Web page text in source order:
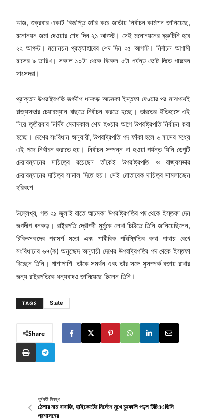
আজ, শুক্রবার একটি বিজ্ঞপ্তি জারি করে জাতীয় নির্বাচন কমিশন জানিয়েছে,
মনোনয়ন জমা দেওয়ার শেষ দিন ২১ আগস্ট। সেই মনোনয়নের স্ক্রুটিনি হবে
২২ আগস্ট। মনোনয়ন প্রত্যাহারের শেষ দিন ২৫ আগস্ট। নির্বাচন আগামী
মাসের ৯ তারিখ। সকাল ১০টা থেকে বিকেল ৫টা পর্যন্ত ভোট দিতে পারবেন
সাংসদরা।
প্রাক্তন উপরাষ্ট্রপতি জগদীপ ধনকড় আচমকা ইস্তফা দেওয়ার পর মাঝপথেই
রাজ্যসভার চেয়ারম্যান বাছতে নির্বাচন করতে হচ্ছে। ভারতের ইতিহাসে এই
নিয়ে তৃতীয়বার নির্দিষ্ট মেয়াদকাল শেষ হওয়ার আগে উপরাষ্ট্রপতি নির্বাচন করা
হচ্ছে। দেশের সংবিধান অনুযায়ী, উপরাষ্ট্রপতি পদ ফাঁকা হলে ৬ মাসের মধ্যে
এই পদে নির্বাচন করাতে হয়। নির্বাচন সম্পন্ন না হওয়া পর্যন্ত যিনি ডেপুটি
চেয়ারম্যানের দায়িত্বে রয়েছেন তাঁকেই উপরাষ্ট্রপতি ও রাজ্যসভার
চেয়ারম্যানের দায়িত্ব সামাল দিতে হয়। সেই মোতাবেক দায়িত্ব সামলাচ্ছেন
হরিবংশ।
উল্লেখ্য, গত ২১ জুলাই রাতে আচমকা উপরাষ্ট্রপতির পদ থেকে ইস্তফা দেন
জগদীপ ধনকড়। রাষ্ট্রপতি দ্রৌপদী মুর্মুকে লেখা চিঠিতে তিনি জানিয়েছিলেন,
চিকিৎসকদের পরামর্শ মতো এবং শারীরিক পরিস্থিতির কথা মাথায় রেখে
সংবিধানের ৬৭(ক) অনুচ্ছেদ অনুযায়ী দেশের উপরাষ্ট্রপতির পদ থেকে ইস্তফা
দিচ্ছেন তিনি। পাশাপাশি, তাঁকে সমর্থন এবং তাঁর সঙ্গে সুসম্পর্ক বজায় রাখার
জন্য রাষ্ট্রপতিকে ধন্যবাদও জানিয়েছে ছিলেন তিনি।
TAGS State
Share
পূর্ববর্তী নিবন্ধ
ঠেলার নাম বাবাজি, হাইকোর্টের নির্দেশে মুখে চুনকালি পড়ল টিটিএএডিসি
প্রশাসনের